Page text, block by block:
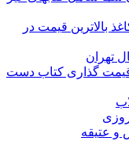
بالاترین قیمت در
تهران
گذاری کتاب دست
و عتیقه